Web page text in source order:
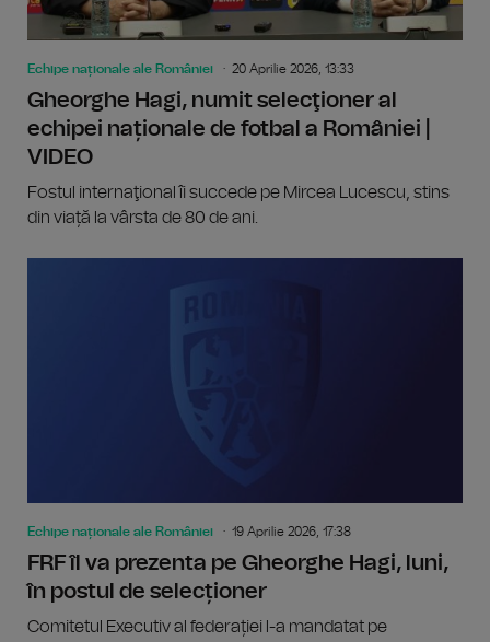
Echipe naționale ale României 20 Aprilie 2026, 13:33
Gheorghe Hagi, numit selecţioner al
echipei naționale de fotbal a României |
VIDEO
Fostul internaţional îi succede pe Mircea Lucescu, stins
din viață la vârsta de 80 de ani.
Echipe naționale ale României 19 Aprilie 2026, 17:38
FRF îl va prezenta pe Gheorghe Hagi, luni,
în postul de selecționer
Comitetul Executiv al federației l-a mandatat pe